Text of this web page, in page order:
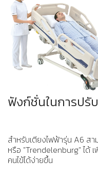
ฟังก์ชั่นในการปรับ
สำหรับเตียงไฟฟ้ารุ่น A6 ส
หรือ "Trendelenburg" ได้
คนไข้ได้ง่ายขึ้น